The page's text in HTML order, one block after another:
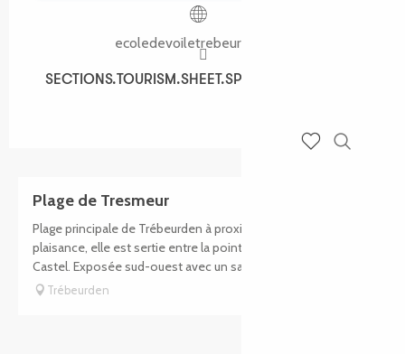
ecoledevoiletrebeurden.bzh
SECTIONS.TOURISM.SHEET.SPOKEN_LANGUAGES
SECTIONS.TOURISM.SHEET.SPOKEN_LANGUAGES
Plage de Tresmeur
Plage principale de Trébeurden à proximité du port de
plaisance, elle est sertie entre la pointe de Bihit et celle du
Castel. Exposée sud-ouest avec un sable extrêmement fin,...
Trébeurden